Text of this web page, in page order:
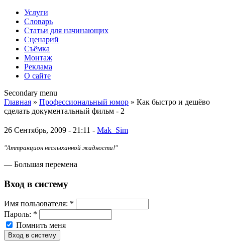
Услуги
Словарь
Статьи для начинающих
Сценарий
Съёмка
Монтаж
Реклама
О сайте
Secondary menu
Главная » Профессиональный юмор » Как быстро и дешёво
сделать документальный фильм - 2
26 Сентябрь, 2009 - 21:11 - Mak_Sim
"Аттракцион неслыханной жадности!"
— Большая перемена
Вход в систему
Имя пoльзовaтeля: *
Пароль: *
Помнить меня